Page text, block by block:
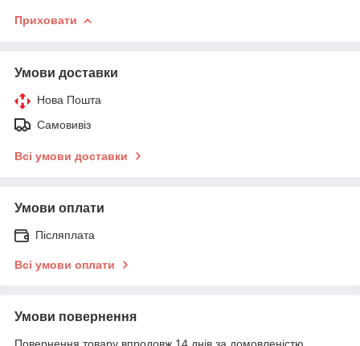
Приховати
Умови доставки
Нова Пошта
Самовивіз
Всі умови доставки
Умови оплати
Післяплата
Всі умови оплати
Умови повернення
Повернення товару впродовж 14 днів за домовленістю